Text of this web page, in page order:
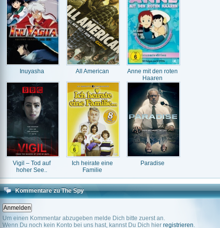
Inuyasha All American
Anne mit den roten
Haaren
Vigil – Tod auf
hoher See..
Ich heirate eine
Familie
Paradise
Kommentare zu The Spy
Um einen Kommentar abzugeben melde Dich bitte zuerst an.
Wenn Du noch kein Konto bei uns hast, kannst Du Dich hier registrieren.